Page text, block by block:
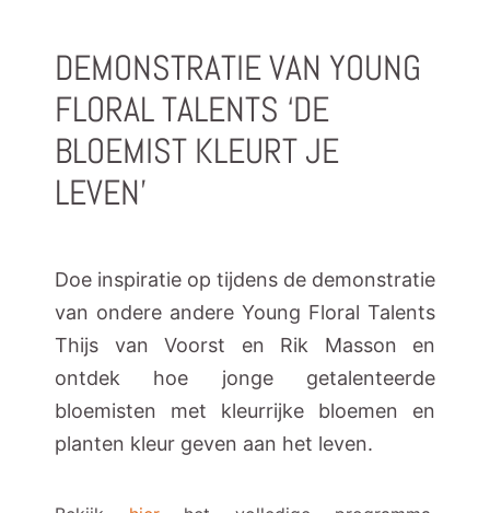
DEMONSTRATIE VAN YOUNG
FLORAL TALENTS ‘DE
BLOEMIST KLEURT JE
LEVEN’
Doe inspiratie op tijdens de demonstratie
van ondere andere Young Floral Talents
Thijs van Voorst en Rik Masson en
ontdek hoe jonge getalenteerde
bloemisten met kleurrijke bloemen en
planten kleur geven aan het leven.